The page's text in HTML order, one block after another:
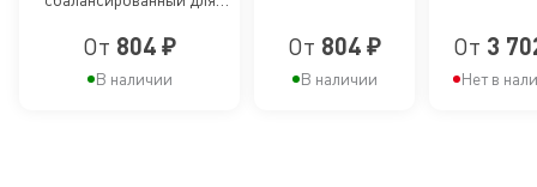
британских
короткошерстных
котят
короткошерстных котят
От 804 ₽
В наличии
От 804 ₽
В наличии
12
От 3
Нет в